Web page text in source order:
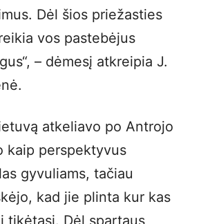
Dėl šios priežasties
vos pastebėjus
– dėmesį atkreipia J.
atkeliavo po Antrojo
kaip perspektyvus
gyvuliams, tačiau
kad jie plinta kur kas
tikėtasi. Dėl spartaus